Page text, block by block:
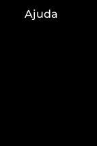
Termos de
ZZ MALL é
Ajuda
Devolução
Compre